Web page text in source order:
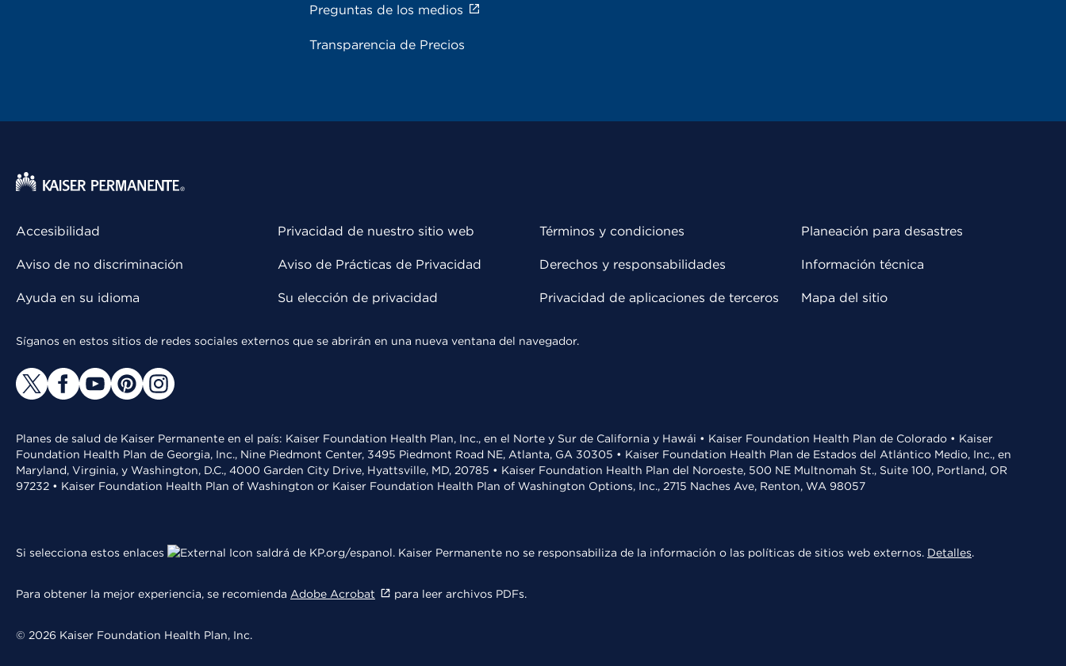
Preguntas de los medios
Transparencia de Precios
Accesibilidad
Aviso de no discriminación
Ayuda en su idioma
Privacidad de nuestro sitio web
Aviso de Prácticas de Privacidad
Su elección de privacidad
Términos y condiciones
Derechos y responsabilidades
Privacidad de aplicaciones de terceros
Planeación para desastres
Información técnica
Mapa del sitio
Síganos en estos sitios de redes sociales externos que se abrirán en una nueva ventana del navegador.
Planes de salud de Kaiser Permanente en el país: Kaiser Foundation Health Plan, Inc., en el Norte y Sur de California y Hawái • Kaiser Foundation Health Plan de Colorado • Kaiser
Foundation Health Plan de Georgia, Inc., Nine Piedmont Center, 3495 Piedmont Road NE, Atlanta, GA 30305 • Kaiser Foundation Health Plan de Estados del Atlántico Medio, Inc., en
Maryland, Virginia, y Washington, D.C., 4000 Garden City Drive, Hyattsville, MD, 20785 • Kaiser Foundation Health Plan del Noroeste, 500 NE Multnomah St., Suite 100, Portland, OR
97232 • Kaiser Foundation Health Plan of Washington or Kaiser Foundation Health Plan of Washington Options, Inc., 2715 Naches Ave, Renton, WA 98057
Si selecciona estos enlaces saldrá de KP.org/espanol. Kaiser Permanente no se responsabiliza de la información o las políticas de sitios web externos. Detalles.
Para obtener la mejor experiencia, se recomienda Adobe Acrobat para leer archivos PDFs.
© 2026 Kaiser Foundation Health Plan, Inc.